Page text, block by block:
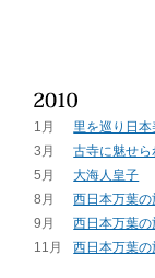
1月
里を巡り日
3月
古寺に魅せ
5月
大海人皇子
8月
西日本万葉
9月
西日本万葉
11月
西日本万葉